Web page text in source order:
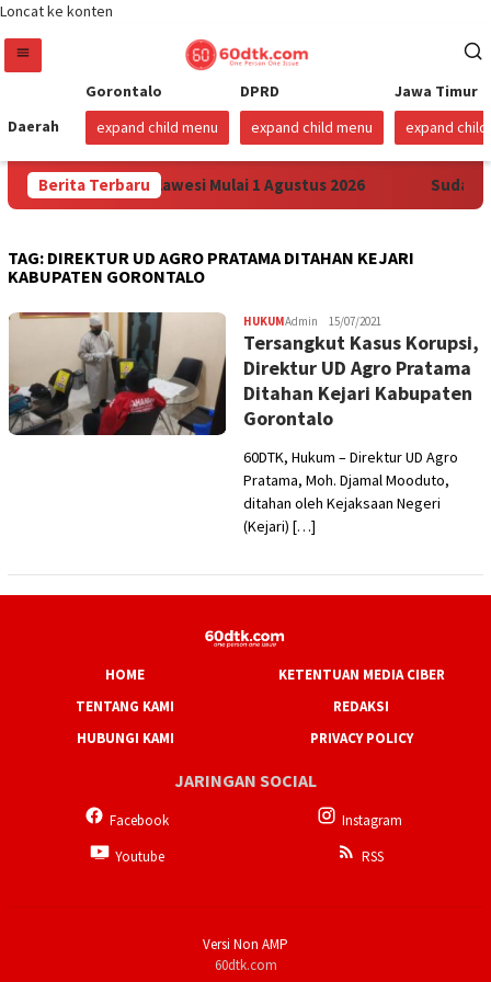
Loncat ke konten
Daerah
Gorontalo
expand child menu
DPRD
expand child menu
Jawa Timur
expand child
Berita Terbaru
Pertamax di Sulawesi Mulai 1 Agustus 2026 Sudah
TAG: DIREKTUR UD AGRO PRATAMA DITAHAN KEJARI
KABUPATEN GORONTALO
HUKUMAdmin 15/07/2021
Tersangkut Kasus Korupsi,
Direktur UD Agro Pratama
Ditahan Kejari Kabupaten
Gorontalo
60DTK, Hukum – Direktur UD Agro
Pratama, Moh. Djamal Mooduto,
ditahan oleh Kejaksaan Negeri
(Kejari) […]
HOME
KETENTUAN MEDIA CIBER
TENTANG KAMI
REDAKSI
HUBUNGI KAMI
PRIVACY POLICY
JARINGAN SOCIAL
Facebook
Instagram
Youtube
RSS
Versi Non AMP
60dtk.com